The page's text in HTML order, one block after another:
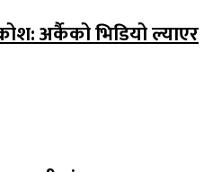
अर्कैको भिडियो ल्याएर